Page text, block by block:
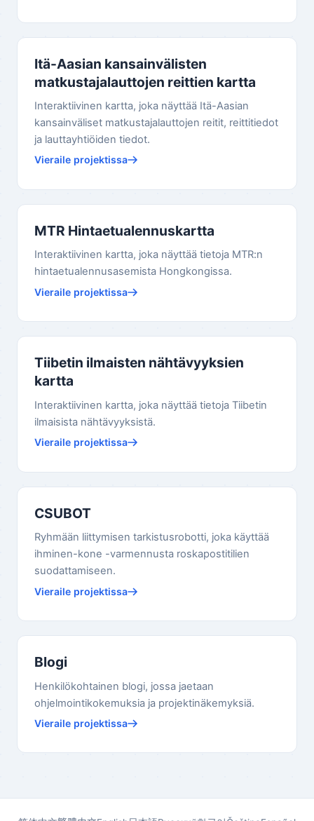
Itä-Aasian kansainvälisten
matkustajalauttojen reittien kartta
Interaktiivinen kartta, joka näyttää Itä-Aasian
kansainväliset matkustajalauttojen reitit, reittitiedot
ja lauttayhtiöiden tiedot.
Vieraile projektissa
MTR Hintaetualennuskartta
Interaktiivinen kartta, joka näyttää tietoja MTR:n
hintaetualennusasemista Hongkongissa.
Vieraile projektissa
Tiibetin ilmaisten nähtävyyksien
kartta
Interaktiivinen kartta, joka näyttää tietoja Tiibetin
ilmaisista nähtävyyksistä.
Vieraile projektissa
CSUBOT
Ryhmään liittymisen tarkistusrobotti, joka käyttää
ihminen-kone -varmennusta roskapostitilien
suodattamiseen.
Vieraile projektissa
Blogi
Henkilökohtainen blogi, jossa jaetaan
ohjelmointikokemuksia ja projektinäkemyksiä.
Vieraile projektissa